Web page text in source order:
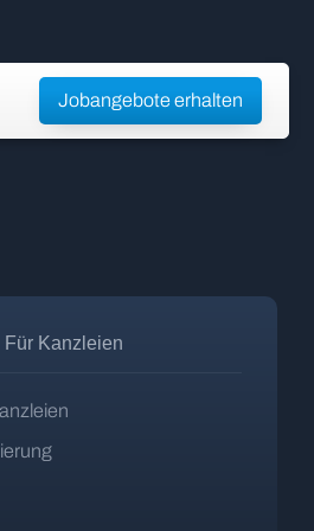
Jobangebote erhalten
Für Kanzleien